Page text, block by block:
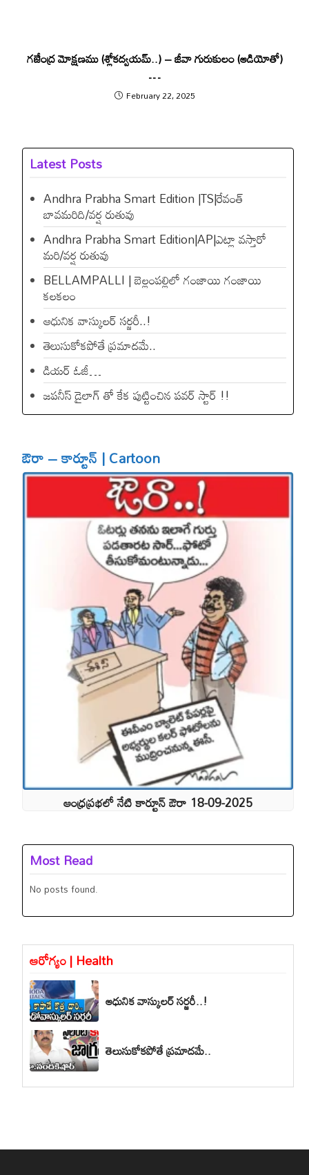
గజేంద్ర మోక్షణము (శ్లోకద్వయమ్..) – జీవా గురుకులం (ఆడియోతో)
…
February 22, 2025
Latest Posts
Andhra Prabha Smart Edition |TS|రేవంత్​
బావమరిది/వర్ష రుతువు
Andhra Prabha Smart Edition|AP|ఎట్లా వస్తారో
మరి/వర్ష రుతువు
BELLAMPALLI | బెల్లంపల్లిలో గంజాయి గంజాయి
కలకలం
ఆధునిక వాస్కులర్ సర్జరీ..!
తెలుసుకోకపోతే ప్రమాదమే..
డియ‌ర్ ఓజీ…
జపనీస్ డైలాగ్ తో కేక పుట్టించిన ప‌వ‌ర్ స్టార్ !!
ఔరా – కార్టూన్ | Cartoon
ఆంధ్రప్రభలో నేటి కార్టూన్ ఔరా 18-09-2025
Most Read
No posts found.
ఆరోగ్యం | Health
ఆధునిక వాస్కులర్ సర్జరీ..!
తెలుసుకోకపోతే ప్రమాదమే..